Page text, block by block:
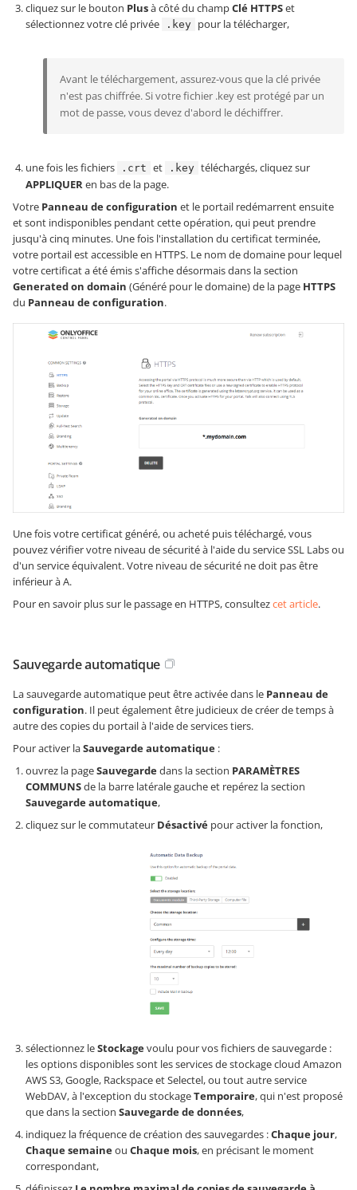
cliquez sur le bouton Plusà côté du champClé HTTPSet
sélectionnez votre clé privée
.key pour la télécharger,
Avant le téléchargement, assurez-vous que la clé privée
n'est pas chiffrée. Si votre fichier .key est protégé par un
mot de passe, vous devez d'abord le déchiffrer.
une fois les fichiers .crt et .key téléchargés, cliquez sur
APPLIQUERen bas de la page.
Votre Panneau de configuration et le portail redémarrent ensuite
et sont indisponibles pendant cette opération, qui peut prendre
jusqu'à cinq minutes. Une fois l'installation du certificat terminée,
votre portail est accessible en HTTPS. Le nom de domaine pour lequel
votre certificat a été émis s'affiche désormais dans la section
Generated on domain (Généré pour le domaine) de la page HTTPS
du Panneau de configuration.
Une fois votre certificat généré, ou acheté puis téléchargé, vous
pouvez vérifier votre niveau de sécurité à l'aide du service SSL Labs ou
d'un service équivalent. Votre niveau de sécurité ne doit pas être
inférieur à A.
Pour en savoir plus sur le passage en HTTPS, consultezcet article.
Sauvegarde automatique
La sauvegarde automatique peut être activée dans le Panneau de
configuration. Il peut également être judicieux de créer de temps à
autre des copies du portail à l'aide de services tiers.
Pour activer laSauvegarde automatique :
ouvrez la pageSauvegardedans la section PARAMÈTRES
COMMUNSde la barre latérale gauche et repérez la section
Sauvegarde automatique,
cliquez sur le commutateur Désactivé pour activer la fonction,
sélectionnez leStockagevoulu pour vos fichiers de sauvegarde :
les options disponibles sont les services de stockage cloud Amazon
AWS S3, Google, Rackspace et Selectel, ou tout autre service
WebDAV, à l'exception du stockageTemporaire, qui n'est proposé
que dans la section Sauvegarde de données,
indiquez la fréquence de création des sauvegardes :Chaque jour,
Chaque semaineou Chaque mois, en précisant le moment
correspondant,